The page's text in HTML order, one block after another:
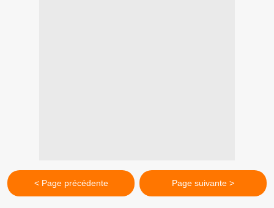
< Page précédente Page suivante >